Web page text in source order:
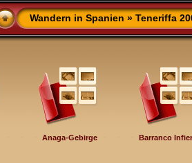
Wandern in Spanien » Teneriffa
Anaga-Gebirge Barranco